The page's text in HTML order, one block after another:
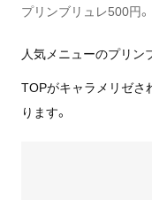
プリンブリュレ500円。
人気メニューのプリン
TOPがキャラメリゼさ
ります。